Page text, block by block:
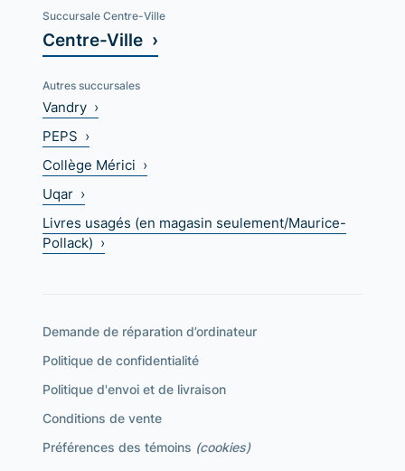
Succursale Centre-Ville
Centre-Ville ›
Autres succursales
Vandry ›
PEPS ›
Collège Mérici ›
Uqar ›
Livres usagés (en magasin seulement/Maurice-
Pollack) ›
Demande de réparation d’ordinateur
Politique de confidentialité
Politique d'envoi et de livraison
Conditions de vente
Préférences des témoins (cookies)